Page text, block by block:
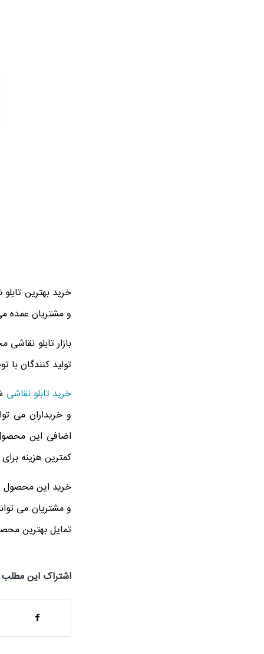
خرید بهترین
و مشتریان عمده
بازار تابلو
تولید کنندگان با
خرید تابلو نقاشی
و خریداران می
اضافی این
کمترین هزینه
خرید این محصول
و مشتریان می
تمایل بهترین
اشتراک این مطلب